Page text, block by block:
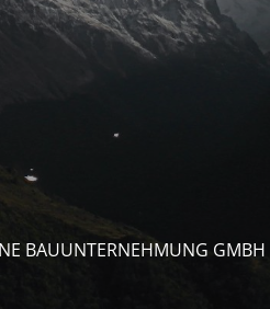
BAUUNTERNEHMUNG GMBH